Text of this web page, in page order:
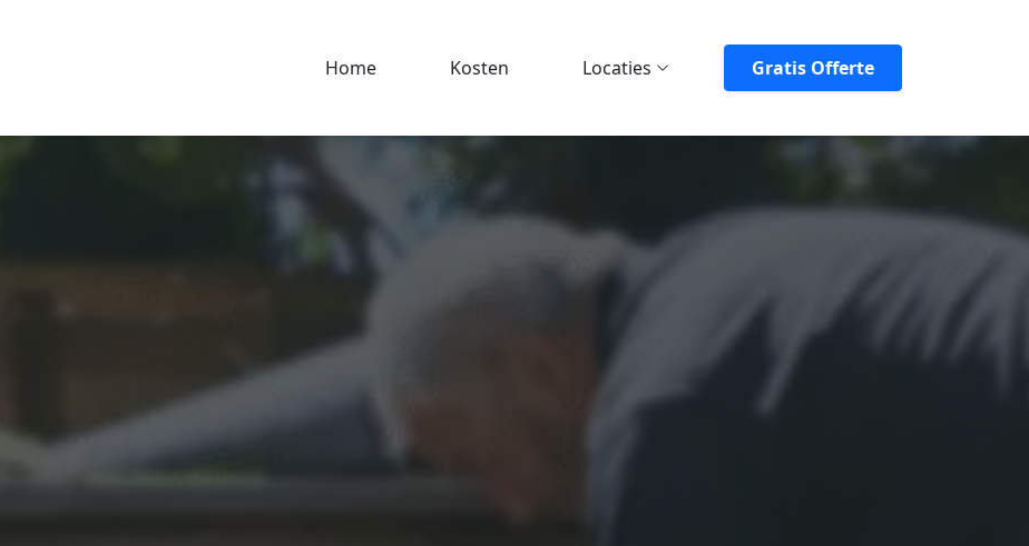
Home Kosten Locaties Gratis Offerte